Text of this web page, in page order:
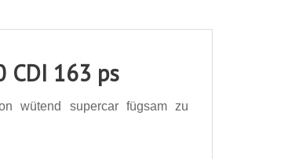
CDI 163 ps
wütend supercar fügsam zu